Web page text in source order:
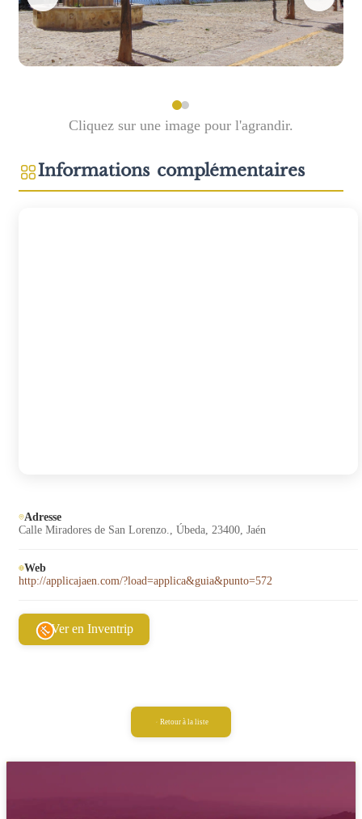
Cliquez sur une image pour l'agrandir.
Informations complémentaires
Adresse
Calle Miradores de San Lorenzo., Úbeda, 23400, Jaén
Web
http://applicajaen.com/?load=applica&guia&punto=572
Ver en Inventrip
Retour à la liste